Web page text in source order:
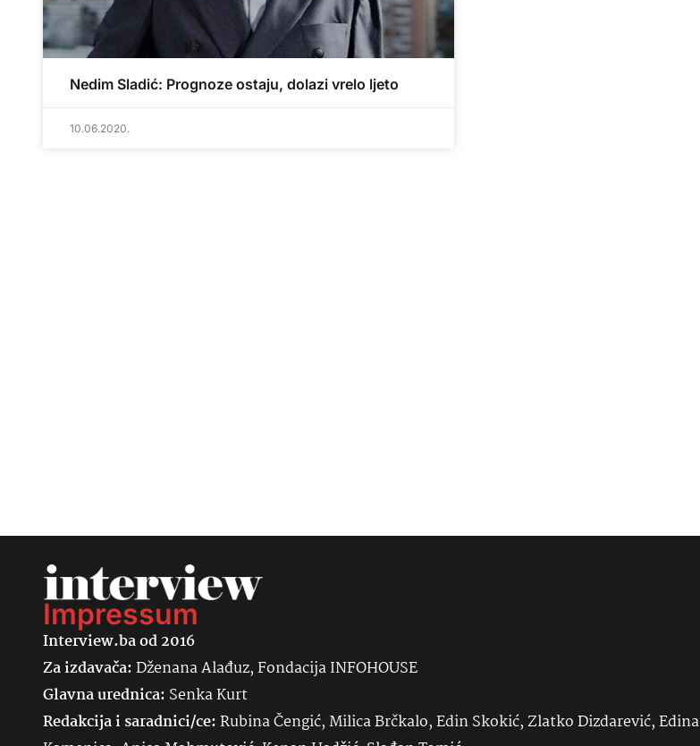
Nedim Sladić: Prognoze ostaju, dolazi vrelo ljeto
10.06.2020.
Impressum
Interview.ba od 2016
Za izdavača:Dženana Alađuz, Fondacija INFOHOUSE
Glavna urednica: SenkaKurt
Redakcija i saradnici/ce:Rubina Čengić, Milica Brčkalo, Edin Skokić, Zlatko Dizdarević, Edina